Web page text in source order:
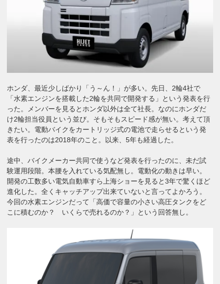
ホンダ、最近少しばかり「う～ん！」が多い。先日、2輪4社で
「水素エンジンを搭載した2輪を共同で開発する」という発表を行
った。メンバーを見るとホンダ以外は全て社長。なのにホンダだ
け2輪担当役員という並び。そもそもスピード感が無い。考えて頂
きたい。電動バイクをカートリッジ式の電池で走らせるという発
表を行ったのは2018年のこと。以来、5年も経過した。
途中、バイクメーカー共同で使うなど発表を行ったのに、未だ試
験運用段階。本腰を入れている気配無し。電動化の動きは早い。
開発の工数多い電気自動車すら上海ショーを見ると3年で驚くほど
進化した。全くキャッチアップ出来ていないと言ってよかろう。
今回の水素エンジンだって「高価で容量の小さい高圧タンクをど
こに積むのか？ いくらで売れるのか？」という回答無し。